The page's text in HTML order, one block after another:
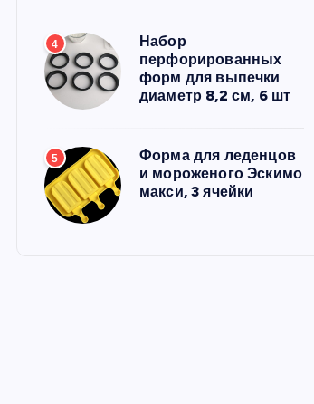
4
Набор
перфорированных
форм для выпечки
диаметр 8,2 см, 6 шт
5
Форма для леденцов
и мороженого Эскимо
макси, 3 ячейки